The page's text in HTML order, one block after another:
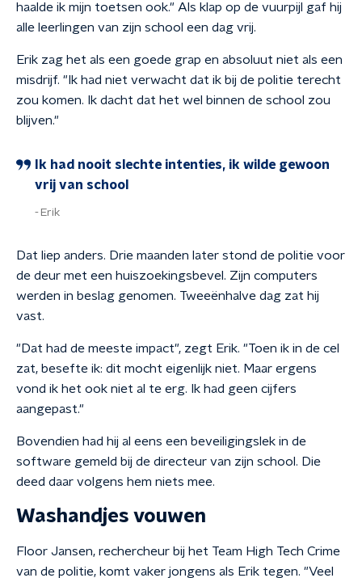
haalde ik mijn toetsen ook." Als klap op de vuurpijl gaf hij
alle leerlingen van zijn school een dag vrij.
Erik zag het als een goede grap en absoluut niet als een
misdrijf. "Ik had niet verwacht dat ik bij de politie terecht
zou komen. Ik dacht dat het wel binnen de school zou
blijven."
Ik had nooit slechte intenties, ik wilde gewoon
vrij van school
Erik
Dat liep anders. Drie maanden later stond de politie voor
de deur met een huiszoekingsbevel. Zijn computers
werden in beslag genomen. Tweeënhalve dag zat hij
vast.
"Dat had de meeste impact", zegt Erik. "Toen ik in de cel
zat, besefte ik: dit mocht eigenlijk niet. Maar ergens
vond ik het ook niet al te erg. Ik had geen cijfers
aangepast."
Bovendien had hij al eens een beveiligingslek in de
software gemeld bij de directeur van zijn school. Die
deed daar volgens hem niets mee.
Washandjes vouwen
Floor Jansen, rechercheur bij het Team High Tech Crime
van de politie, komt vaker jongens als Erik tegen. "Veel